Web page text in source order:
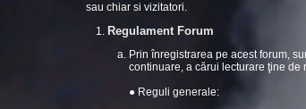
sau chiar si vizitatori.
Regulament Forum
Prin înregistrarea pe acest forum,
continuare, a cărui lecturare ţine de
● Reguli generale: